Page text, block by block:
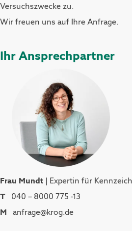
Versuchszwecke zu.
Wir freuen uns auf Ihre Anfrage.
Ihr Ansprechpartner
Frau Mundt | Expertin für
T 040 – 8000 775 -13
M anfrage@krog.de